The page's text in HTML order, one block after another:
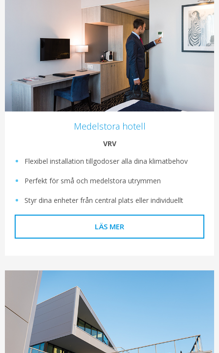
Medelstora hotell
VRV
Flexibel installation tillgodoser alla dina klimatbehov
Perfekt för små och medelstora utrymmen
Styr dina enheter från central plats eller individuellt
LÄS MER